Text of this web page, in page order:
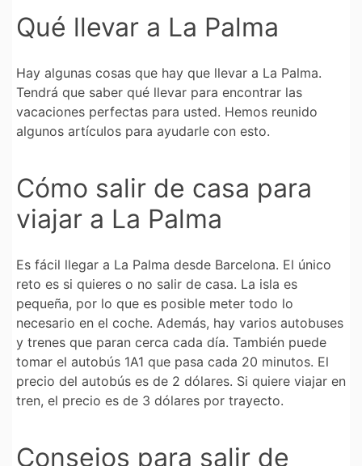
Qué llevar a La Palma
Hay algunas cosas que hay que llevar a La Palma.
Tendrá que saber qué llevar para encontrar las
vacaciones perfectas para usted. Hemos reunido
algunos artículos para ayudarle con esto.
Cómo salir de casa para
viajar a La Palma
Es fácil llegar a La Palma desde Barcelona. El único
reto es si quieres o no salir de casa. La isla es
pequeña, por lo que es posible meter todo lo
necesario en el coche. Además, hay varios autobuses
y trenes que paran cerca cada día. También puede
tomar el autobús 1A1 que pasa cada 20 minutos. El
precio del autobús es de 2 dólares. Si quiere viajar en
tren, el precio es de 3 dólares por trayecto.
Consejos para salir de